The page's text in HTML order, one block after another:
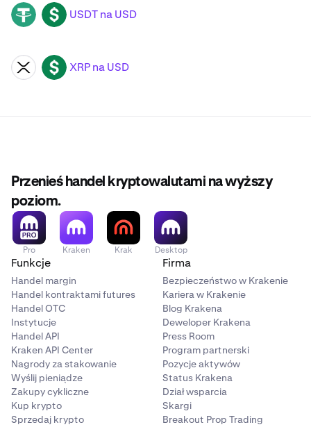
USDT USD USDT na USD
XRP USD XRP na USD
Przenieś handel kryptowalutami na wyższy
poziom.
Pro Kraken Krak Desktop
Funkcje
Handel margin
Handel kontraktami futures
Handel OTC
Instytucje
Handel API
Kraken API Center
Nagrody za stakowanie
Wyślij pieniądze
Zakupy cykliczne
Kup krypto
Sprzedaj krypto
Firma
Bezpieczeństwo w Krakenie
Kariera w Krakenie
Blog Krakena
Deweloper Krakena
Press Room
Program partnerski
Pozycje aktywów
Status Krakena
Dział wsparcia
Skargi
Breakout Prop Trading